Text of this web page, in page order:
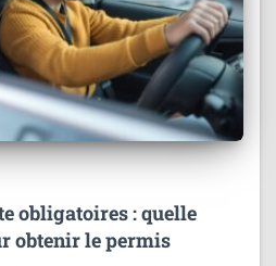
obligatoires : quelle
obtenir le permis